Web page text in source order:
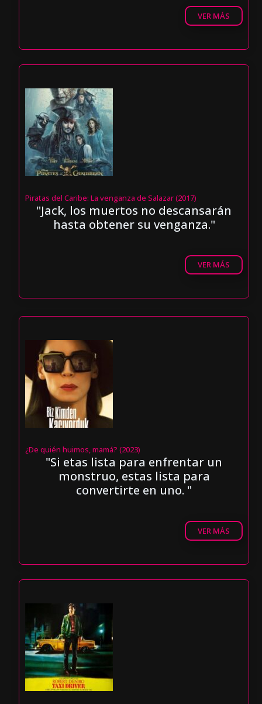
VER MÁS
Piratas del Caribe: La venganza de Salazar (2017)
"Jack, los muertos no descansarán
hasta obtener su venganza."
VER MÁS
¿De quién huimos, mamá? (2023)
"Si etas lista para enfrentar un
monstruo, estas lista para
convertirte en uno. "
VER MÁS